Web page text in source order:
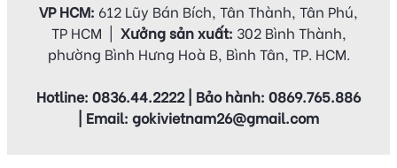
VP HCM: 612 Lũy Bán Bích, Tân Thành, Tân Phú,
TP HCM | Xưởng sản xuất: 302 Bình Thành,
phường Bình Hưng Hoà B, Bình Tân, TP. HCM.
Hotline: 0836.44.2222 | Bảo hành: 0869.765.886
| Email: gokivietnam26@gmail.com